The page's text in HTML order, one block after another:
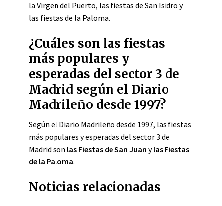
la Virgen del Puerto, las fiestas de San Isidro y
las fiestas de la Paloma.
¿Cuáles son las fiestas
más populares y
esperadas del sector 3 de
Madrid según el Diario
Madrileño desde 1997?
Según el Diario Madrileño desde 1997, las fiestas
más populares y esperadas del sector 3 de
Madrid son las Fiestas de San Juan ylas Fiestas
de la Paloma.
Noticias relacionadas